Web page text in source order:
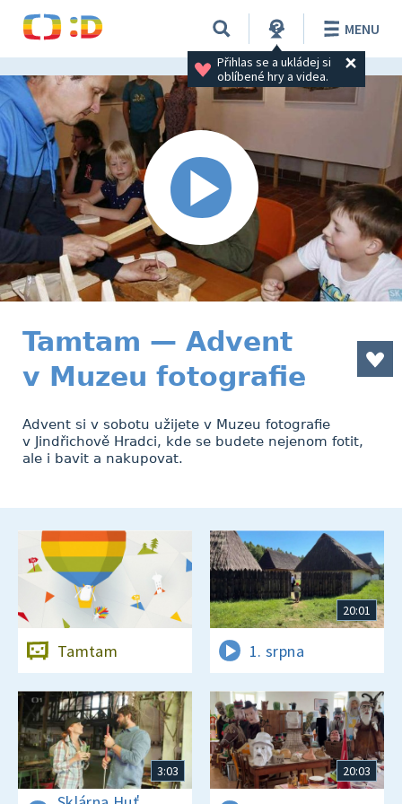
Přihlas se a ukládej si
oblíbené hry a videa.
MENU
Tamtam — Advent
v Muzeu fotografie
Advent si v sobotu užijete v Muzeu fotografie
v Jindřichově Hradci, kde se budete nejenom fotit,
ale i bavit a nakupovat.
Tamtam
20:01
1. srpna
3:03 20:03